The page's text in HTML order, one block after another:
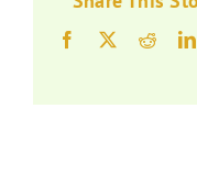
Facebook
X Reddit